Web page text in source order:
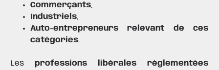
Commerçants,
Industriels,
Auto-entrepreneurs relevant de ces
catégories.
Lesprofessions libérales réglementées